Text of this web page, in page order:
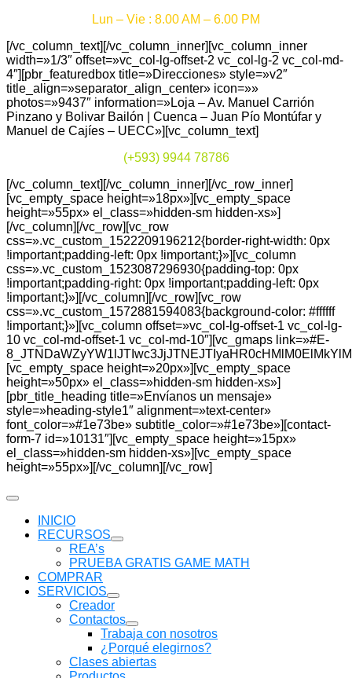
Lun – Vie : 8.00 AM – 6.00 PM
[/vc_column_text][/vc_column_inner][vc_column_inner
width=»1/3″ offset=»vc_col-lg-offset-2 vc_col-lg-2 vc_col-md-
4″][pbr_featuredbox title=»Direcciones» style=»v2″
title_align=»separator_align_center» icon=»»
photos=»9437″ information=»Loja – Av. Manuel Carrión
Pinzano y Bolivar Bailón | Cuenca – Juan Pío Montúfar y
Manuel de Cajíes – UECC»][vc_column_text]
(+593) 9944 78786
[/vc_column_text][/vc_column_inner][/vc_row_inner]
[vc_empty_space height=»18px»][vc_empty_space
height=»55px» el_class=»hidden-sm hidden-xs»]
[/vc_column][/vc_row][vc_row
css=».vc_custom_1522209196212{border-right-width: 0px
!important;padding-left: 0px !important;}»][vc_column
css=».vc_custom_1523087296930{padding-top: 0px
!important;padding-right: 0px !important;padding-left: 0px
!important;}»][/vc_column][/vc_row][vc_row
css=».vc_custom_1572881594083{background-color: #ffffff
!important;}»][vc_column offset=»vc_col-lg-offset-1 vc_col-lg-
10 vc_col-md-offset-1 vc_col-md-10″][vc_gmaps link=»#E-
[vc_empty_space height=»20px»][vc_empty_space
height=»50px» el_class=»hidden-sm hidden-xs»]
[pbr_title_heading title=»Envíanos un mensaje»
style=»heading-style1″ alignment=»text-center»
font_color=»#1e73be» subtitle_color=»#1e73be»][contact-
form-7 id=»10131″][vc_empty_space height=»15px»
el_class=»hidden-sm hidden-xs»][vc_empty_space
height=»55px»][/vc_column][/vc_row]
INICIO
RECURSOS
Mostrar
submenú
REA’s
PRUEBA GRATIS GAME MATH
COMPRAR
SERVICIOS
Mostrar
submenú
Creador
Contactos
Mostrar
submenú
Trabaja con nosotros
¿Porqué elegirnos?
Clases abiertas